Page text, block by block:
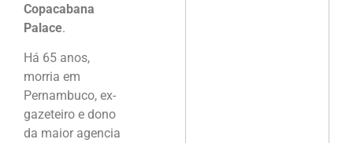
Copacabana
Palace.
Há 65 anos,
morria em
Pernambuco, ex-
gazeteiro e dono
da maior agencia